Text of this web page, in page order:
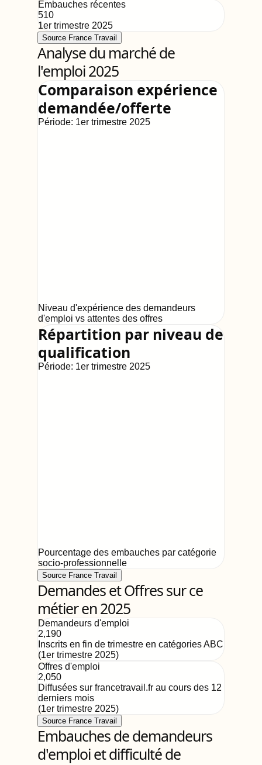
Embauches récentes
510
1er trimestre 2025
Source France Travail
Analyse du marché de
l'emploi 2025
Comparaison expérience
demandée/offerte
Période: 1er trimestre 2025
Niveau d'expérience des demandeurs
d'emploi vs attentes des offres
Répartition par niveau de
qualification
Période: 1er trimestre 2025
Pourcentage des embauches par catégorie
socio-professionnelle
Source France Travail
Demandes et Offres sur ce
métier en 2025
Demandeurs d'emploi
2,190
Inscrits en fin de trimestre en catégories ABC
(1er trimestre 2025)
Offres d'emploi
2,050
Diffusées sur francetravail.fr au cours des 12
derniers mois
(1er trimestre 2025)
Source France Travail
Embauches de demandeurs
d'emploi et difficulté de